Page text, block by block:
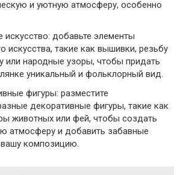
и уютную атмосферу, особенно
искусство: добавьте элементы
искусства, такие как вышивки, резьбу
или народные узоры, чтобы придать
уникальный и фольклорный вид.
фигуры: разместите
декоративные фигуры, такие как
животных или фей, чтобы создать
атмосферу и добавить забавные
композицию.